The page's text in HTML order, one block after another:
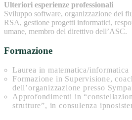
Ulteriori esperienze professionali
Sviluppo software, organizzazione dei
RSA, gestione progetti informatici,
umane, membro del direttivo dell’ASC.
Formazione
Laurea in matematica/informatica
Formazione in Supervisione,
dell’organizzazione presso
Approfondimenti in
strutture”, in consulenza